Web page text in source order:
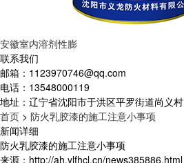
安徽室内溶剂性膨
联系我们
邮箱： 1123970746@qq.com
电话： 13548000119
地址： 辽宁省沈阳市于洪区平罗街道尚义村
首页 > 防火乳胶漆的施工注意小事项
新闻详细
防火乳胶漆的施工注意小事项
来源：http://ah.ylfhcl.cn/news385886.html